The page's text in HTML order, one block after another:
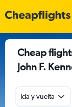
Cheap
John F.
Ida y vuelta